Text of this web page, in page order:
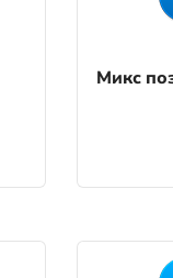
Микс